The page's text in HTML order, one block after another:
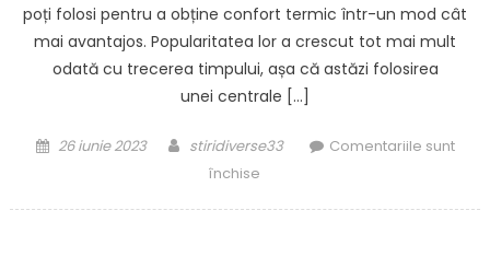
poți folosi pentru a obține confort termic într-un mod cât
mai avantajos. Popularitatea lor a crescut tot mai mult
odată cu trecerea timpului, așa că astăzi folosirea
unei centrale […]
Posted
26 iunie 2023 Author
stiridiverse33
Comentariile sunt
închisepentru